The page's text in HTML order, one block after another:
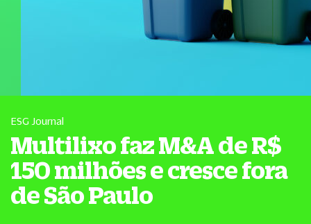
ESG Journal
Multilixo faz M&A de R$
150 milhões e cresce fora
de São Paulo